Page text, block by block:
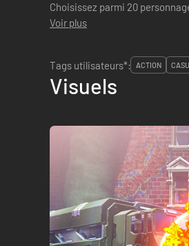
Choisissez parmi 20
modélisés dans un s...
Voir plus
Tags utilisateurs*:
ACTION
Visuels